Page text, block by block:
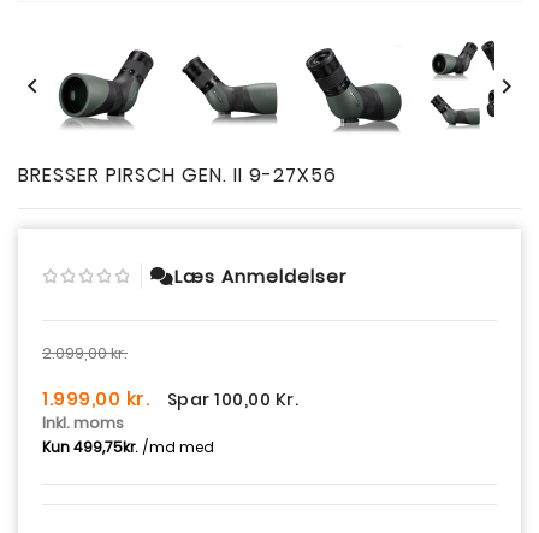
 
BRESSER PIRSCH GEN. II 9-27X56
Læs Anmeldelser
2.099,00 kr.
1.999,00 kr. Spar 100,00 Kr.
Inkl. moms